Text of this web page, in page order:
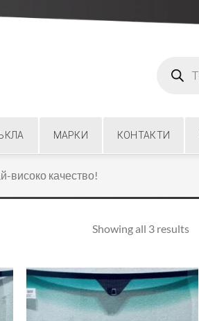
search
МАРКИ КОНТАКТИ
високо качество!
Showing all 3 results